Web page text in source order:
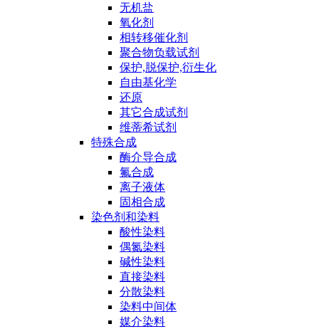
无机盐
氧化剂
相转移催化剂
聚合物负载试剂
保护,脱保护,衍生化
自由基化学
还原
其它合成试剂
维蒂希试剂
特殊合成
酶介导合成
氟合成
离子液体
固相合成
染色剂和染料
酸性染料
偶氮染料
碱性染料
直接染料
分散染料
染料中间体
媒介染料